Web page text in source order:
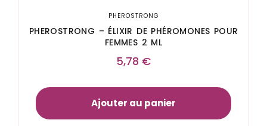
PHEROSTRONG
PHEROSTRONG – ÉLIXIR DE PHÉROMONES POUR
FEMMES 2 ML
5,78 €
Ajouter au panier